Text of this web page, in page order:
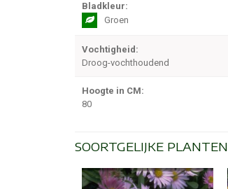
Bladkleur:
Groen
Vochtigheid:
Droog-vochthoudend
Hoogte in CM:
80
SOORTGELIJKE PLANTEN